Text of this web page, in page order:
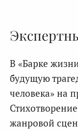
В «Барке
будущую
человека» на
жанровой